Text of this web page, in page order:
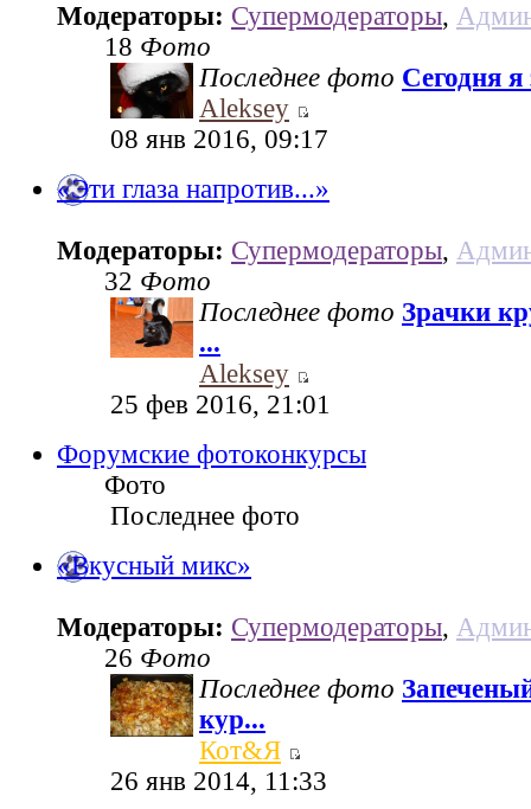
Модераторы: Супермодераторы,
18 Фото
Последнее фото Сегодня
Aleksey
08 янв 2016, 09:17
«Эти глаза напротив...»
Модераторы: Супермодераторы,
32 Фото
Последнее фото Зрачки
...
Aleksey
25 фев 2016, 21:01
Форумские фотоконкурсы
Фото
Последнее фото
«Вкусный микс»
Модераторы: Супермодераторы,
26 Фото
Последнее фото
кур...
Кот&Я
26 янв 2014, 11:33